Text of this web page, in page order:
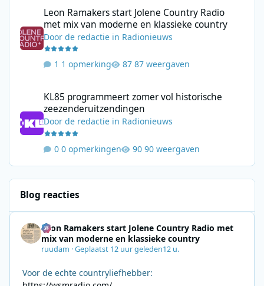
Leon Ramakers start Jolene Country Radio
met mix van moderne en klassieke country
Doorde redactie in Radionieuws
1 opmerking 87 weergaven
KL85 programmeert zomer vol historische
zeezenderuitzendingen
Doorde redactie in Radionieuws
0 opmerkingen 90 weergaven
Blog reacties
Leon Ramakers start Jolene Country Radio met
mix van moderne en klassieke country
ruudam ·Geplaatst 12 uur geleden12 u.
Voor de echte countryliefhebber: